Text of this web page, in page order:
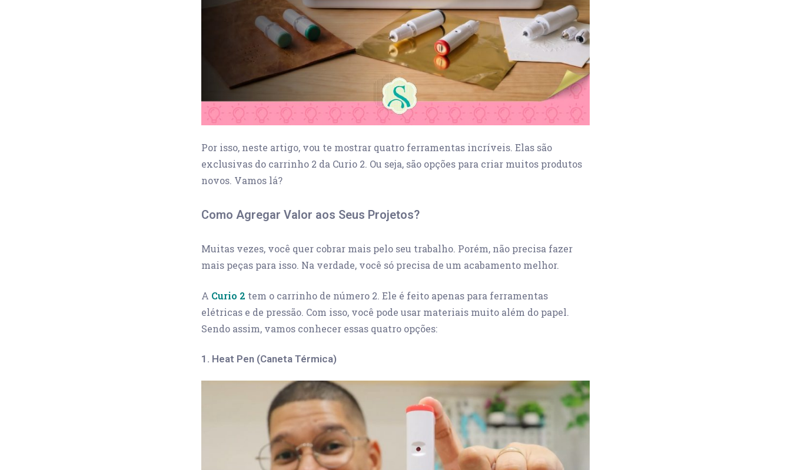
Por isso, neste artigo, vou te mostrar quatro ferramentas incríveis. Elas são
exclusivas do carrinho 2 da Curio 2. Ou seja, são opções para criar muitos produtos
novos. Vamos lá?
Como Agregar Valor aos Seus Projetos?
Muitas vezes, você quer cobrar mais pelo seu trabalho. Porém, não precisa fazer
mais peças para isso. Na verdade, você só precisa de um acabamento melhor.
A Curio 2 tem o carrinho de número 2. Ele é feito apenas para ferramentas
elétricas e de pressão. Com isso, você pode usar materiais muito além do papel.
Sendo assim, vamos conhecer essas quatro opções:
1. Heat Pen (Caneta Térmica)